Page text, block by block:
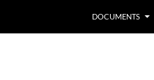
DOCUMENTS